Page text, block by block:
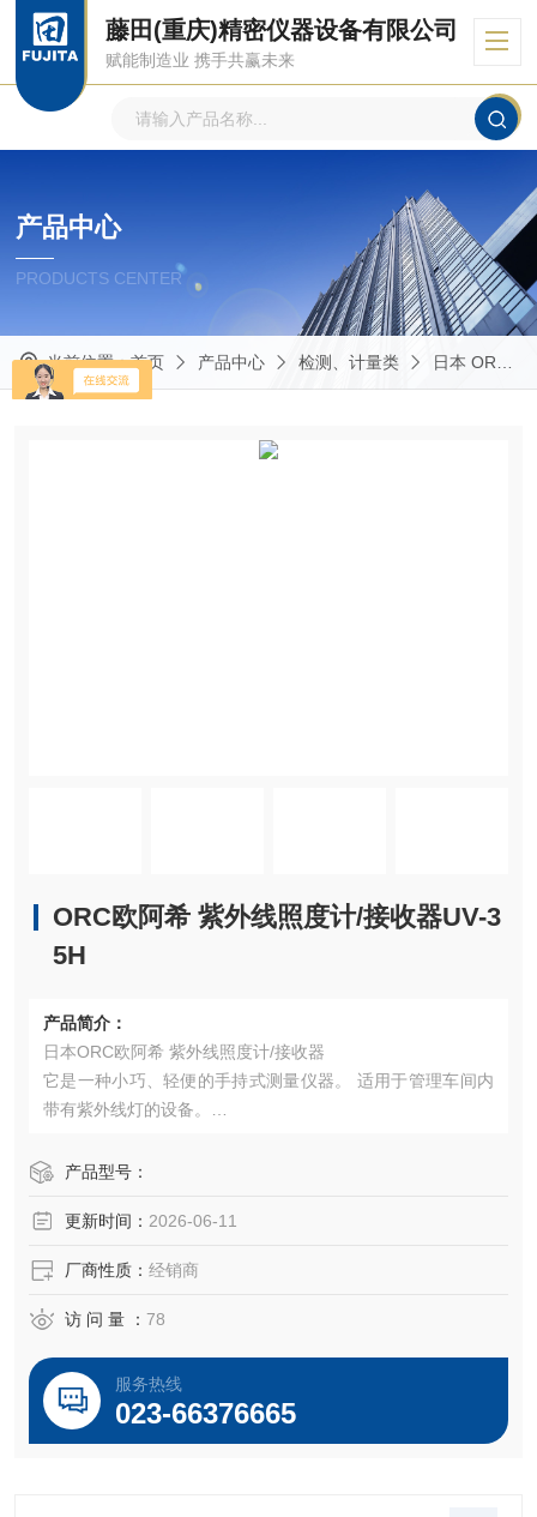
藤田(重庆)精密仪器设备有限公司
赋能制造业 携手共赢未来
产品中心
PRODUCTS CENTER
当前位置：首页 产品中心 检测、计量类 日本 ORC欧阿希
ORC欧阿希 紫外线照度计/接收器UV-3
5H
产品简介：
日本ORC欧阿希 紫外线照度计/接收器
它是一种小巧、轻便的手持式测量仪器。 适用于管理车间内
带有紫外线灯的设备。
请用它来控制紫外线灯的紫外线照射量（照度和光强度）。
产品型号：
更新时间： 2026-06-11
厂商性质： 经销商
访 问 量 ： 78
服务热线
023-66376665